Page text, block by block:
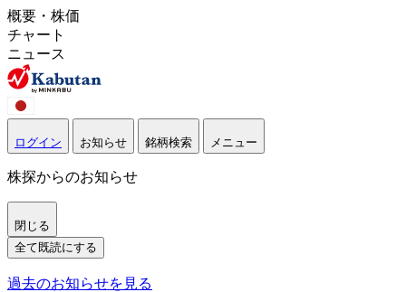
概要・株価
チャート
ニュース
ログイン お知らせ 銘柄検索 メニュー
株探からのお知らせ
閉じる
全て既読にする
過去のお知らせを見る